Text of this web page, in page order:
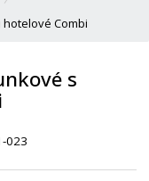
a
Combi
s
023